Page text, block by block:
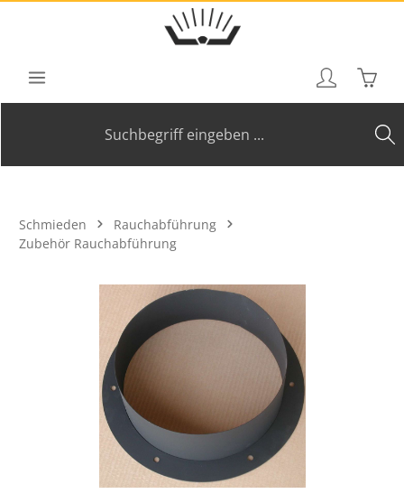
Zum Hauptinhalt springen
Schmieden
Rauchabführung
Zubehör Rauchabführung
Bildergalerie überspringen